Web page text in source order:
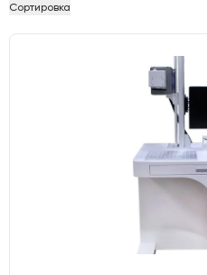
Сортировка